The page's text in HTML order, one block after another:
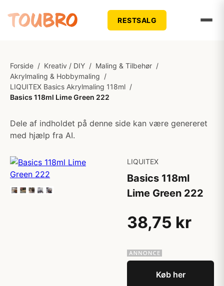
RESTSALG
Forside / Kreativ / DIY / Maling & Tilbehør /
Akrylmaling & Hobbymaling /
LIQUITEX Basics Akrylmaling 118ml /
Basics 118ml Lime Green 222
Dele af indholdet på denne side kan være genereret
med hjælp fra AI.
LIQUITEX
Basics 118ml
Lime Green 222
38,75 kr
Køb her